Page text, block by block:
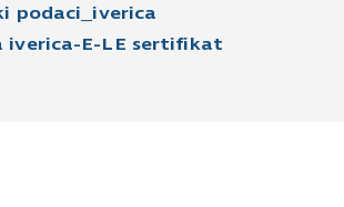
podaci_iverica
iverica-E-LE sertifikat